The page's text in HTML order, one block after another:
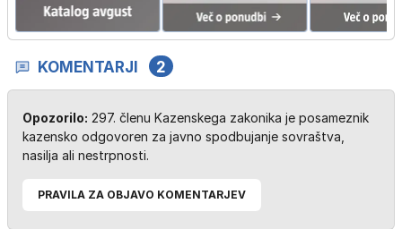
KOMENTARJI 2
Opozorilo: 297. členu Kazenskega zakonika je posameznik
kazensko odgovoren za javno spodbujanje sovraštva,
nasilja ali nestrpnosti.
PRAVILA ZA OBJAVO KOMENTARJEV